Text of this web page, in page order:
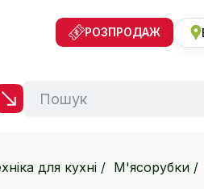
РОЗПРОДАЖ
для кухні М'ясорубки